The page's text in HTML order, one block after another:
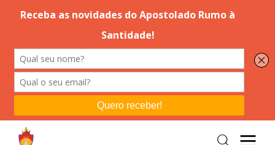
Editorial
Orações